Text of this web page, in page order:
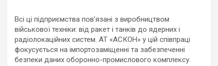
Всі ці підприємства пов’язані з виробництвом
військової техніки: від ракет і танків до ядерних і
радіолокаційних систем. АТ «АСКОН» у цій співпраці
фокусується на імпортозаміщенні та забезпеченні
безпеки даних оборонно-промислового комплексу.